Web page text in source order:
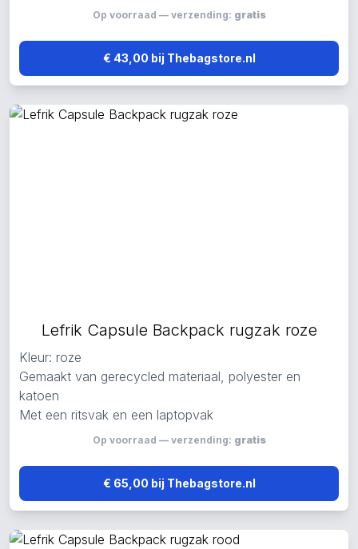
Op voorraad — verzending: gratis
€ 43,00 bij Thebagstore.nl
Lefrik Capsule Backpack rugzak roze
Kleur: roze
Gemaakt van gerecycled materiaal, polyester en
katoen
Met een ritsvak en een laptopvak
Op voorraad — verzending: gratis
€ 65,00 bij Thebagstore.nl